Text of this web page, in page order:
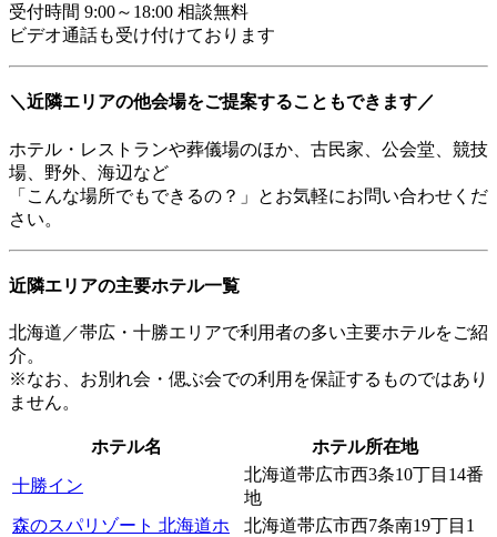
受付時間 9:00～18:00 相談無料
ビデオ通話も受け付けております
＼近隣エリアの他会場をご提案することもできます／
ホテル・レストランや葬儀場のほか、古民家、公会堂、競技
場、野外、海辺など
「こんな場所でもできるの？」とお気軽にお問い合わせくだ
さい。
近隣エリアの主要ホテル一覧
北海道／帯広・十勝エリアで利用者の多い主要ホテルをご紹
介。
※なお、お別れ会・偲ぶ会での利用を保証するものではあり
ません。
ホテル名 ホテル所在地
十勝イン
北海道帯広市西3条10丁目14番
地
森のスパリゾート 北海道ホ
北海道帯広市西7条南19丁目1